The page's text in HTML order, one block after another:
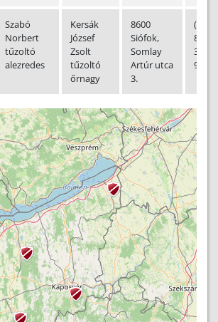
Szabó
Norbert
tűzoltó
alezredes
Kersák
József
Zsolt
tűzoltó
őrnagy
8600
Siófok,
Somlay
Artúr utca
3.
(+36-
84)
310-
938